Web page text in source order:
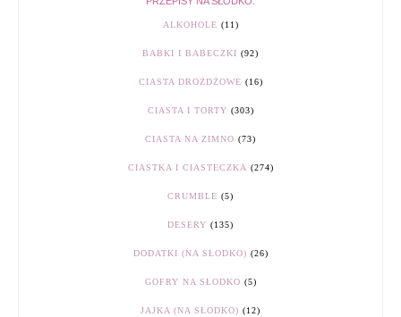
ALKOHOLE (11)
BABKI I BABECZKI (92)
CIASTA DROŻDŻOWE (16)
CIASTA I TORTY (303)
CIASTA NA ZIMNO (73)
CIASTKA I CIASTECZKA (274)
CRUMBLE (5)
DESERY (135)
DODATKI (NA SŁODKO) (26)
GOFRY NA SŁODKO (5)
JAJKA (NA SŁODKO) (12)